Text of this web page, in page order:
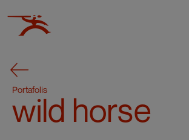
Portafolis
wild horse